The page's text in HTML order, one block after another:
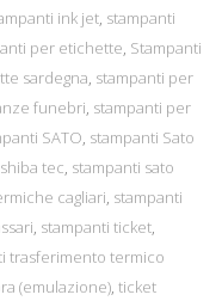
ink jet, stampanti
per etichette, Stampanti
sardegna, stampanti per
funebri, stampanti per
SATO, stampanti Sato
tec, stampanti sato
cagliari, stampanti
, stampanti ticket,
trasferimento termico
(emulazione), ticket